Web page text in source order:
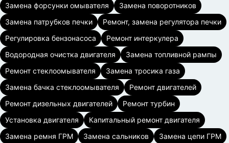
Замена форсунки омывателя
Замена поворотников
Замена патрубков печки
Ремонт, замена регулятора печки
Регулировка бензонасоса
Ремонт интеркулера
Водородная очистка двигателя
Замена топливной рампы
Ремонт стеклоомывателя
Замена тросика газа
Замена бачка стеклоомывателя
Ремонт двигателей
Ремонт дизельных двигателей
Ремонт турбин
Установка двигателя
Капитальный ремонт двигателя
Замена ремня ГРМ
Замена сальников
Замена цепи ГРМ